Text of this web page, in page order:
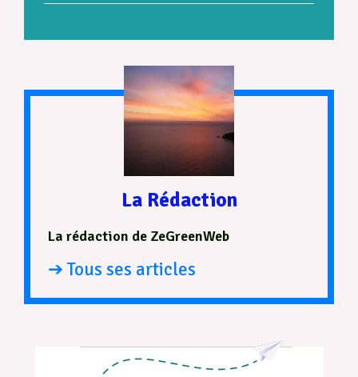
La Rédaction
La rédaction de ZeGreenWeb
➔ Tous ses articles